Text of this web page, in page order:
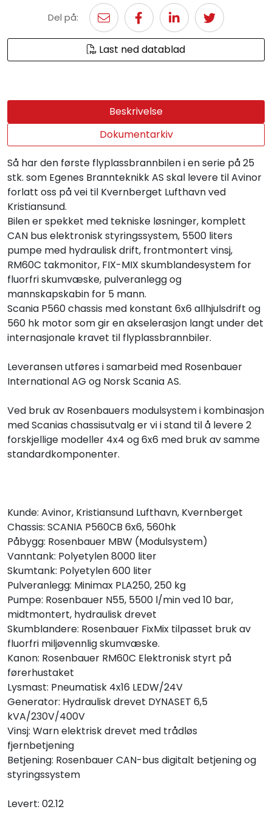
Del på:
Last ned datablad
Beskrivelse
Dokumentarkiv
Så har den første flyplassbrannbilen i en serie på 25
stk. som Egenes Brannteknikk AS skal levere til Avinor
forlatt oss på vei til Kvernberget Lufthavn ved
Kristiansund.
Bilen er spekket med tekniske løsninger, komplett
CAN bus elektronisk styringssystem, 5500 liters
pumpe med hydraulisk drift, frontmontert vinsj,
RM60C takmonitor, FIX-MIX skumblandesystem for
fluorfri skumvæske, pulveranlegg og
mannskapskabin for 5 mann.
Scania P560 chassis med konstant 6x6 allhjulsdrift og
560 hk motor som gir en akselerasjon langt under det
internasjonale kravet til flyplassbrannbiler.
Leveransen utføres i samarbeid med Rosenbauer
International AG og Norsk Scania AS.
Ved bruk av Rosenbauers modulsystem i kombinasjon
med Scanias chassisutvalg er vi i stand til å levere 2
forskjellige modeller 4x4 og 6x6 med bruk av samme
standardkomponenter.
Kunde: Avinor, Kristiansund Lufthavn, Kvernberget
Chassis: SCANIA P560CB 6x6, 560hk
Påbygg: Rosenbauer MBW (Modulsystem)
Vanntank: Polyetylen 8000 liter
Skumtank: Polyetylen 600 liter
Pulveranlegg: Minimax PLA250, 250 kg
Pumpe: Rosenbauer N55, 5500 l/min ved 10 bar,
midtmontert, hydraulisk drevet
Skumblandere: Rosenbauer FixMix tilpasset bruk av
fluorfri miljøvennlig skumvæske.
Kanon: Rosenbauer RM60C Elektronisk styrt på
førerhustaket
Lysmast: Pneumatisk 4x16 LEDW/24V
Generator: Hydraulisk drevet DYNASET 6,5
kVA/230V/400V
Vinsj: Warn elektrisk drevet med trådløs
fjernbetjening
Betjening: Rosenbauer CAN-bus digitalt betjening og
styringssystem
Levert: 02.12